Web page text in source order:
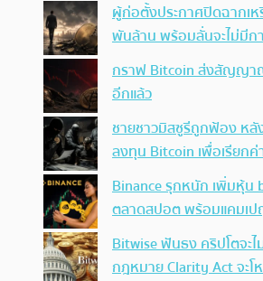
ผู้ก่อตั้งประกาศปิดฉากเ
พันล้าน พร้อมลั่นจะไม่มีก
กราฟ Bitcoin ส่งสัญญา
อีกแล้ว
ชายชาวมิสซูรีถูกฟ้อง ห
ลงทุน Bitcoin เพื่อเรียกค่
Binance รุกหนัก เพิ่มหุ้น
ตลาดสปอต พร้อมแคมเ
Bitwise ฟันธง คริปโตจะ
กฎหมาย Clarity Act จะโ